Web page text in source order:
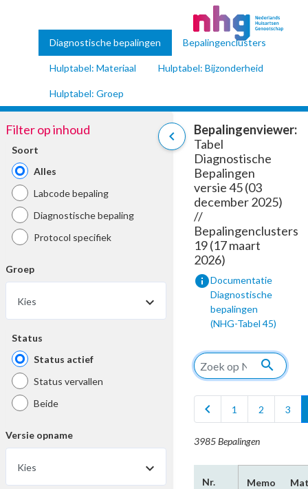
Diagnostische bepalingen Bepalingenclusters
Hulptabel: Materiaal Hulptabel: Bijzonderheid
Hulptabel: Groep
chevron_left
Filter op inhoud
Soort
Alles
Labcode bepaling
Diagnostische bepaling
Protocol specifiek
Groep
Kies
Status
Status actief
Status vervallen
Beide
Versie opname
Kies
Bepalingenviewer:
Tabel
Diagnostische
Bepalingen
versie 45 (03
december 2025)
//
Bepalingenclusters
19 (17 maart
2026)
infoDocumentatie
Diagnostische
bepalingen
(NHG-Tabel 45)
search
chevron_left 1 2 3
3985 Bepalingen
Nr. Memo